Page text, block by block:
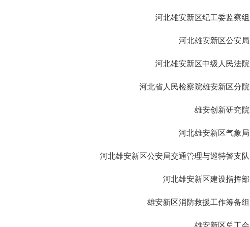
河北雄安新区纪工委监察组
河北雄安新区公安局
河北雄安新区中级人民法院
河北省人民检察院雄安新区分院
雄安创新研究院
河北雄安新区气象局
河北雄安新区公安局交通管理与巡特警支队
河北雄安新区建设指挥部
雄安新区消防救援工作筹备组